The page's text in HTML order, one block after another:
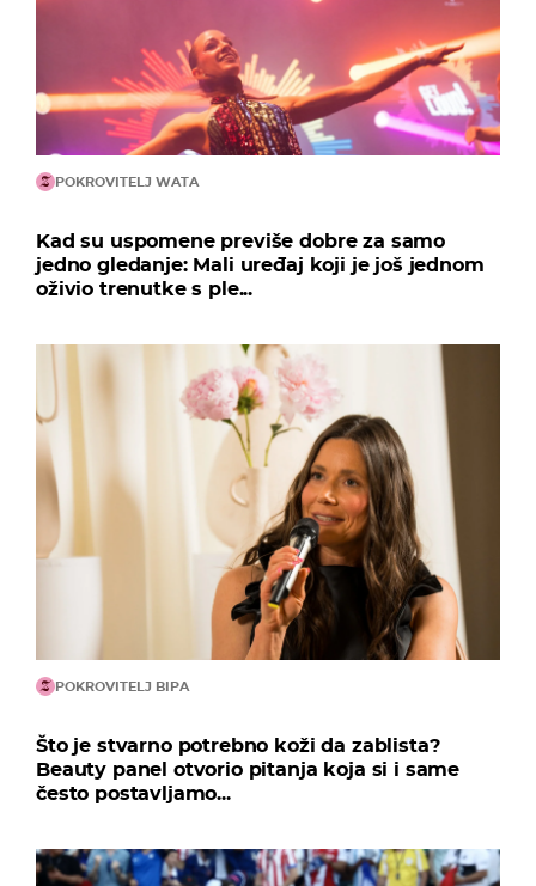
POKROVITELJ WATA
Kad su uspomene previše dobre za samo
jedno gledanje: Mali uređaj koji je još jednom
oživio trenutke s ple...
POKROVITELJ BIPA
Što je stvarno potrebno koži da zablista?
Beauty panel otvorio pitanja koja si i same
često postavljamo...